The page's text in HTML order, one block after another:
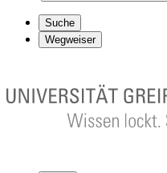
Suche
Wegweiser